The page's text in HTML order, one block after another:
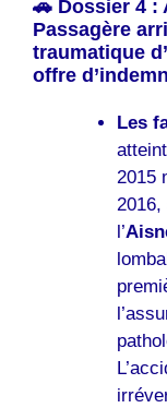
🚗 Dossier 4
Passagère
traumatique
offre
Les
2015
2016,
l’